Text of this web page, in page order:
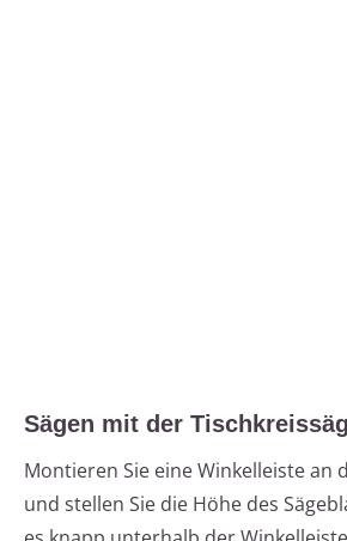
Sägen mit der
Montieren Sie eine Winkelleiste an
und stellen Sie die Höhe des